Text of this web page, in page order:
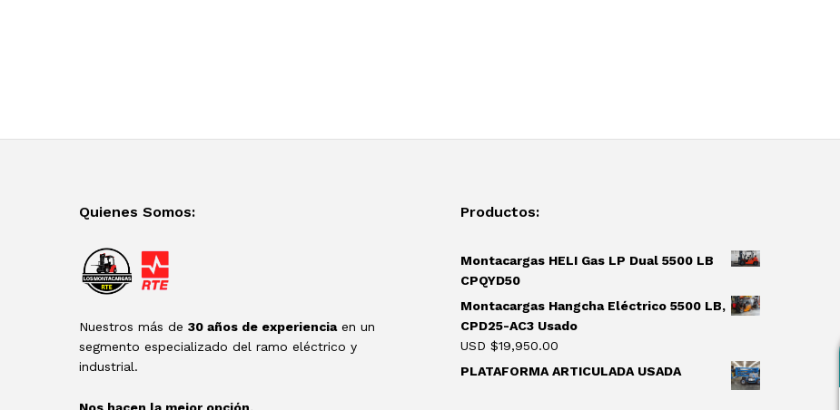
Quienes Somos:
Nuestros más de 30 años de experienciaen un
segmento especializado del ramo eléctrico y
industrial.
Productos:
Montacargas HELI Gas LP Dual 5500 LB
CPQYD50
Montacargas Hangcha Eléctrico 5500 LB,
CPD25-AC3 Usado
USD $19,950.00
PLATAFORMA ARTICULADA USADA